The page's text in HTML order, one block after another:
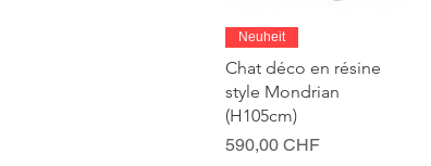
Schnellansicht
Neuheit
Chat déco en résine
style Mondrian
(H105cm)
Preis
590,00 CHF